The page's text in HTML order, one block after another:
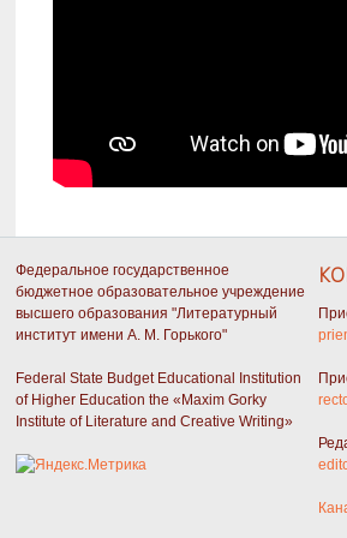
Федеральное государственное
бюджетное образовательное учреждение
высшего образования "Литературный
институт имени А. М. Горького"
Federal State Budget Educational Institution
of Higher Education the «Maxim Gorky
Institute of Literature and Creative Writing»